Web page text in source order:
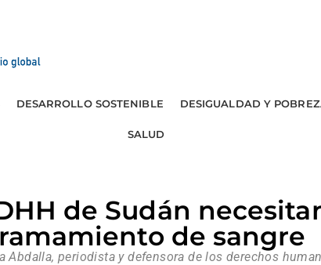
DESARROLLO SOSTENIBLE DESIGUALDAD Y
SALUD
de Sudán
de sangre
periodista y defensora de los derechos